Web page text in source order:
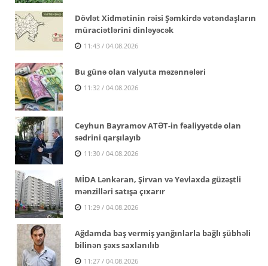
Dövlət Xidmətinin rəisi Şəmkirdə vətəndaşların
müraciətlərini dinləyəcək
11:43 / 04.08.2026
Bu günə olan valyuta məzənnələri
11:32 / 04.08.2026
Ceyhun Bayramov ATƏT-in fəaliyyətdə olan
sədrini qarşılayıb
11:30 / 04.08.2026
MİDA Lənkəran, Şirvan və Yevlaxda güzəştli
mənzilləri satışa çıxarır
11:29 / 04.08.2026
Ağdamda baş vermiş yanğınlarla bağlı şübhəli
bilinən şəxs saxlanılıb
11:27 / 04.08.2026